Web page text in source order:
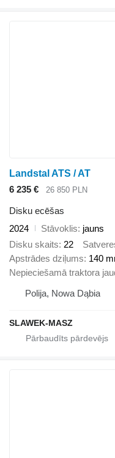
Landstal ATS / AT
6 235 €
26 850 PLN
Disku ecēšas
2024
Stāvoklis jauns
Disku skaits 22
Apstrādes dziļums 140
Nepieciešamā traktora
Polija, Nowa Dąbia
SLAWEK-MASZ